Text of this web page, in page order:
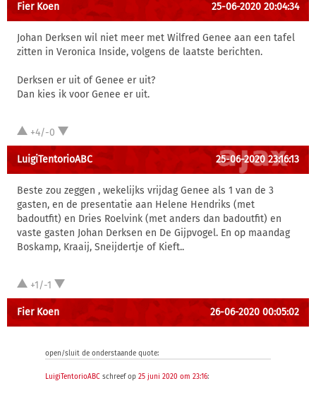
Fier Koen 25-06-2020 20:04:34
Johan Derksen wil niet meer met Wilfred Genee aan een tafel
zitten in Veronica Inside, volgens de laatste berichten.
Derksen er uit of Genee er uit?
Dan kies ik voor Genee er uit.
+4/-0
LuigiTentorioABC 25-06-2020 23:16:13
Beste zou zeggen , wekelijks vrijdag Genee als 1 van de 3
gasten, en de presentatie aan Helene Hendriks (met
badoutfit) en Dries Roelvink (met anders dan badoutfit) en
vaste gasten Johan Derksen en De Gijpvogel. En op maandag
Boskamp, Kraaij, Sneijdertje of Kieft..
+1/-1
Fier Koen 26-06-2020 00:05:02
open/sluit de onderstaande quote:
LuigiTentorioABC schreef op 25 juni 2020 om 23:16: